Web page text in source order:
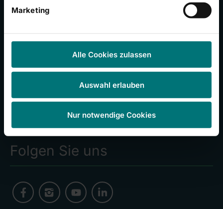
Marketing
Alle Cookies zulassen
Auswahl erlauben
Nur notwendige Cookies
Presseinformationen
Campus Magazin
Folgen Sie uns